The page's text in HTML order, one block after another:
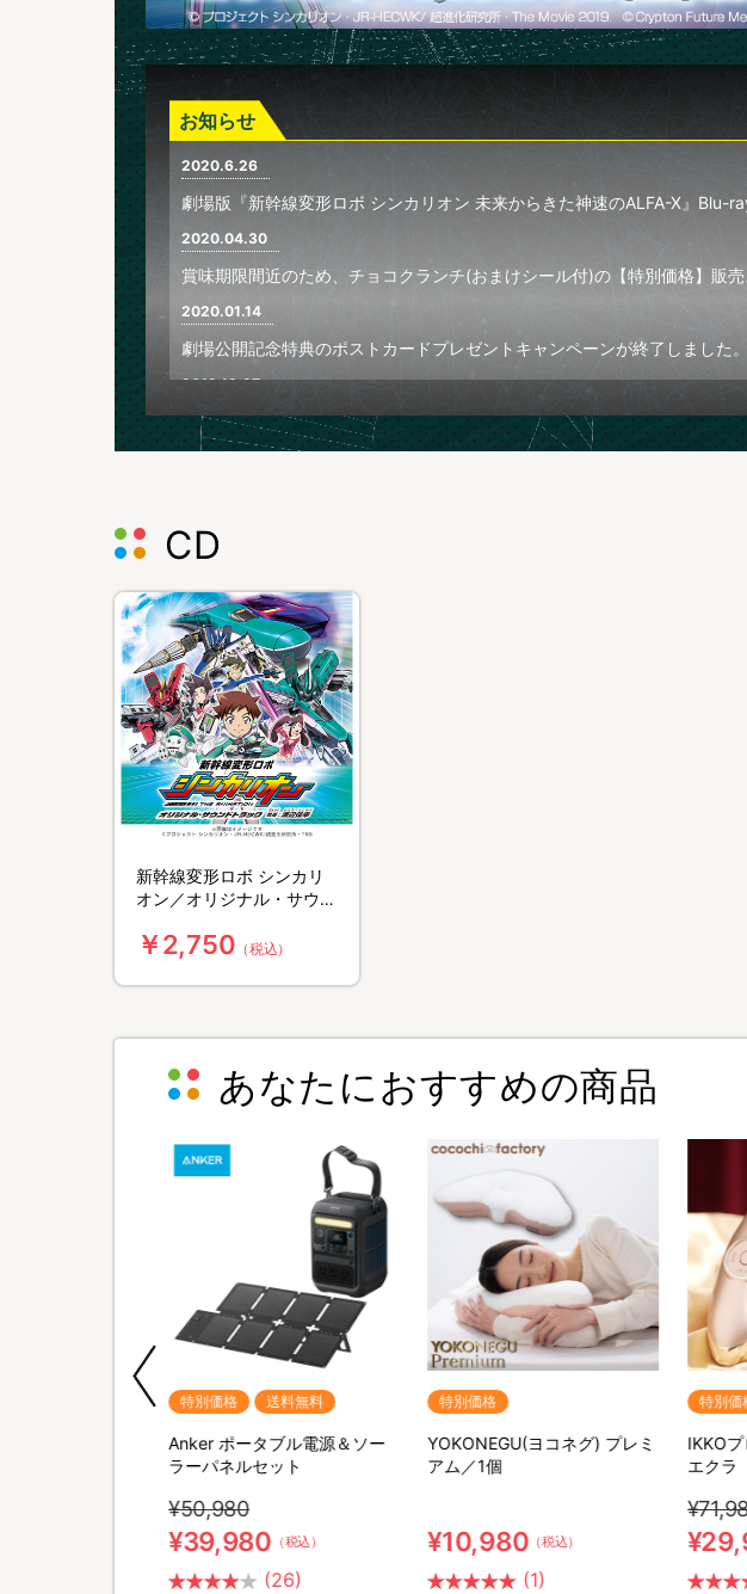
お知らせ
2020.6.26
劇場版『新幹線変形ロボ シンカリオン 未来からきた神速のALFA-X』
2020.04.30
賞味期限間近のため、チョコクランチ(おまけシール付)の【特別価格】販
2020.01.14
劇場公開記念特典のポストカードプレゼントキャンペーンが終了しました。
2019.12.27
＜TBSオリジナル＞劇場公開記念TBSオリジナルアイテム多数登場！！
2019.12.25
2019.12.20
開始します！特設ページはこちら
2019.11.30
＜TBSオリジナル＞アクリルスタンドキーチェーンシリーズに、ゲンブ・
2019.10.11
＜キャンペーン＞シンカリオン商品を1会計につき、合計1,500円(税込)以
2019.10.11
＜TBSオリジナル＞ハロウィンイラスト使用の「トレーディングアクリル
新規描き下ろし！運転士6人がシンカリオンの整備士に！？トレーディン
10時～販売！
2019.6.25
＜TBSオリジナル＞「ぬいぐるみマスコット（Shincaプレート付き）」6
2019.5.24
2019.5.17
＜アパレル・雑貨＞大人も子供も楽しめるスタイリッシュデザインのＴ
＜TBSオリジナル＞アクリルスタンドパネル2種、私服トレーディングア
2019.4.13
＜TBSオリジナル＞アクリルスタンドキーチェーンのシリーズに、セイ
＜TBSオリジナル＞てくトコ歩く姿が可愛い、描き起こしSDキャラデザ
2019.2.16
売開始！
2019.1.22
＜TBSオリジナル＞運転士たちの日常を描いた新規描き下ろしシリーズ、
CD
新幹線変形ロボ シンカリ
オン／オリジナル・サウン
￥2,750 （税込）
あなたにおすすめの商品
特別価格 送料無料
Anker ポータブル電源＆ソー
ラーパネルセット
¥50,980
¥39,980 （税込）
(26)
特別価格
YOKONEGU(ヨコネグ) プレミ
アム／1個
¥10,980 （税込）
(1)
特別価
IKKO
エクラ